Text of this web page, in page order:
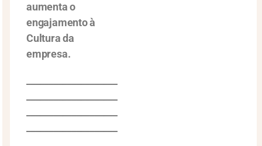
aumenta o
engajamento à
Cultura da
empresa.